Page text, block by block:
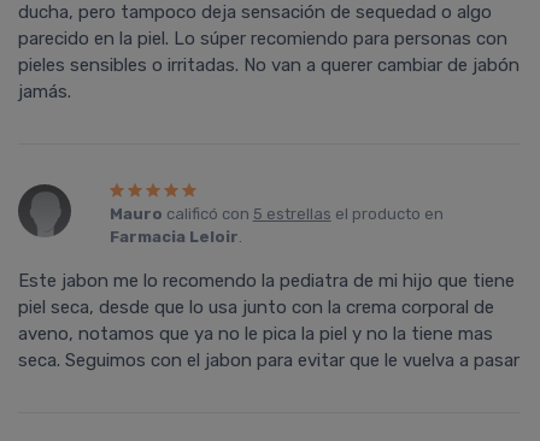
ducha, pero tampoco deja sensación de sequedad o algo
parecido en la piel. Lo súper recomiendo para personas con
pieles sensibles o irritadas. No van a querer cambiar de jabón
jamás.
Mauro calificó con 5 estrellas el producto en
Farmacia Leloir.
Este jabon me lo recomendo la pediatra de mi hijo que tiene
piel seca, desde que lo usa junto con la crema corporal de
aveno, notamos que ya no le pica la piel y no la tiene mas
seca. Seguimos con el jabon para evitar que le vuelva a pasar